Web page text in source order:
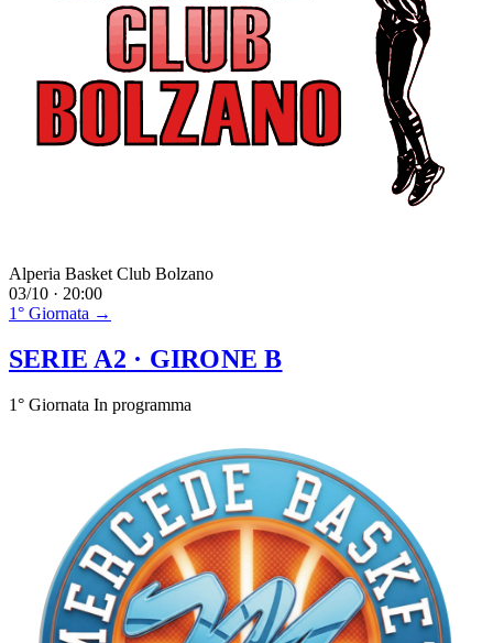
Alperia Basket Club Bolzano
03/10 · 20:00
1° Giornata →
SERIE A2 · GIRONE B
1° Giornata In programma